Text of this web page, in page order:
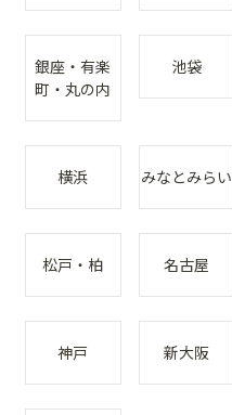
銀座・有楽
町・丸の内
池袋
横浜 みなとみらい
松戸・柏 名古屋
神戸 新大阪